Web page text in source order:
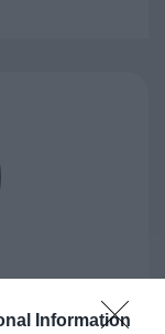
Information